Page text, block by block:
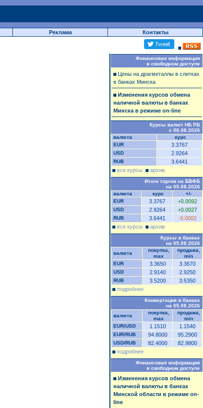
Реклама Контакты
Финансовая информация
в свободном доступе
Цены на драгметаллы в слитках
в банках Минска
Изменения курсов обмена
наличной валюты в банках
Минска в режиме on-line
Курсы валют НБ РБ
с 06.08.2026
валюта
курс
EUR
3.3767
USD 2.9264
RUB
3.6441
все курсы
архив
Итоги торгов на БВФБ
на 05.08.2026
валюта
курс
+/-
EUR
3.3767 +0.0092
USD 2.9264 +0.0027
RUB 3.6441
-0.0002
все курсы
архив
Курсы в банках
на 05.08.2026
валюта
покупка,
max
продажа,
min
EUR
3.3650 3.3670
USD 2.9140 2.9250
RUB 3.5200
3.5350
подробнее
Конвертация в банках
на 05.08.2026
валюта
покупка,
max
продажа,
min
EUR/USD
1.1510 1.1540
EUR/RUB 94.8000 95.2900
USD/RUB 82.4000
82.9800
подробнее
Финансовая информация
в свободном доступе
Изменения курсов обмена
наличной валюты в банках
Минской области в режиме on-
line